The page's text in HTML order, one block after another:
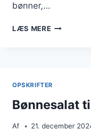
bønner,…
LÆS MERE
OPSKRIFTER
Bønnesalat
Af 21. december